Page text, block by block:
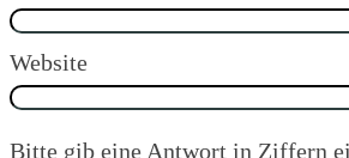
Website
Bitte gib eine Antwort in Ziffern